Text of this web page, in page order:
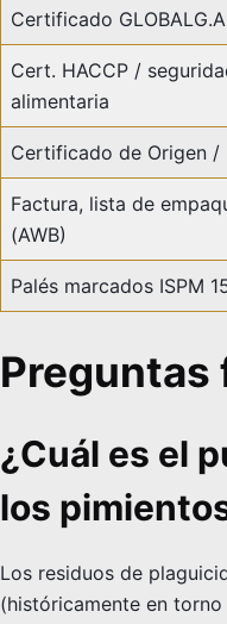
Certificado
Cert. HACCP /
alimentaria
Certificado de Origen /
Factura, lista de
(AWB)
Palés marcados ISPM
¿Cuál es el
los
Los residuos de
(históricamente en